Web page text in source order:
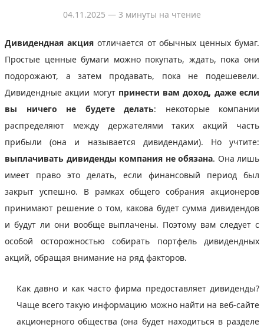
04.11.2025 — 3 минуты на чтение
Дивидендная акцияотличается от обычных ценных бумаг.
Простые ценные бумаги можно покупать, ждать, пока они
подорожают, а затем продавать, пока не подешевели.
Дивидендные акции могут принести вам доход, даже если
вы ничего не будете делать: некоторые компании
распределяют между держателями таких акций часть
прибыли (она и называется дивидендами). Но учтите:
выплачивать дивиденды компания не обязана. Она лишь
имеет право это делать, если финансовый период был
закрыт успешно. В рамках общего собрания акционеров
принимают решение о том, какова будет сумма дивидендов
и будут ли они вообще выплачены. Поэтому вам следует с
особой осторожностью собирать портфель дивидендных
акций, обращая внимание на ряд факторов.
Как давно и как часто фирма предоставляет дивиденды?
Чаще всего такую информацию можно найти на веб-сайте
акционерного общества (она будет находиться в разделе